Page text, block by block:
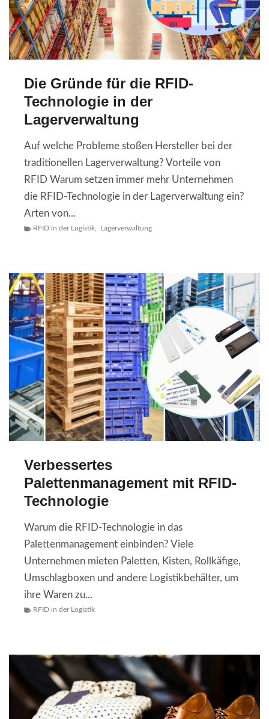
Die Gründe für die RFID-
Technologie in der
Lagerverwaltung
Auf welche Probleme stoßen Hersteller bei der
traditionellen Lagerverwaltung? Vorteile von
RFID Warum setzen immer mehr Unternehmen
die RFID-Technologie in der Lagerverwaltung ein?
Arten von...
RFID in der Logistik Lagerverwaltung
Verbessertes
Palettenmanagement mit RFID-
Technologie
Warum die RFID-Technologie in das
Palettenmanagement einbinden? Viele
Unternehmen mieten Paletten, Kisten, Rollkäfige,
Umschlagboxen und andere Logistikbehälter, um
ihre Waren zu...
RFID in der Logistik